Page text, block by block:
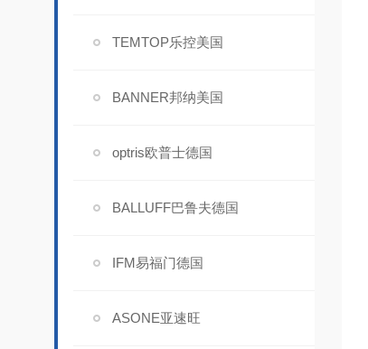
TEMTOP乐控美国
BANNER邦纳美国
optris欧普士德国
BALLUFF巴鲁夫德国
IFM易福门德国
ASONE亚速旺